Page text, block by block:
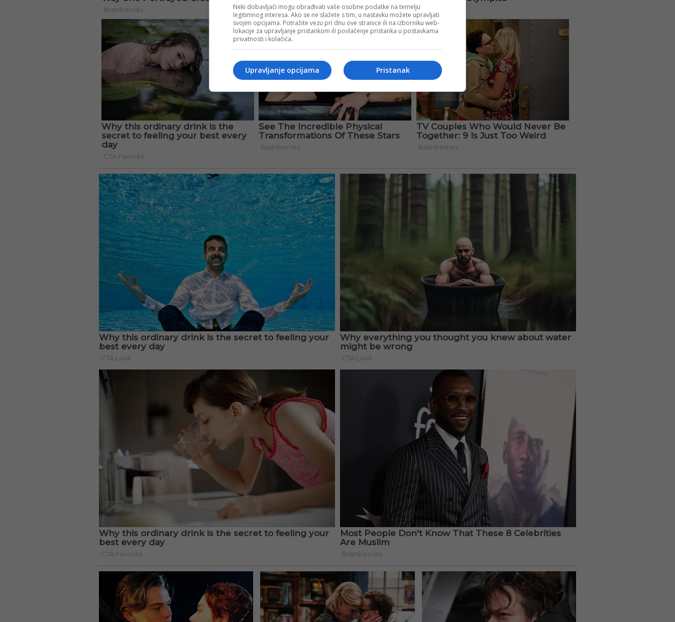
Neki dobavljači mogu obrađivati vaše osobne podatke na temelju
legitimnog interesa. Ako se ne slažete s tim, u nastavku možete upravljati
svojim opcijama. Potražite vezu pri dnu ove stranice ili na izborniku web-
lokacije za upravljanje pristankom ili povlačenje pristanka u postavkama
privatnosti i kolačića.
Pristanak
Upravljanje opcijama